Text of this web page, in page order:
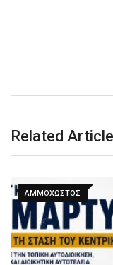
Related
ΑΜΜΟΧΩΣΤΟΣ